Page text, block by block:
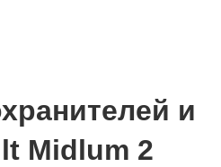
и
Midlum 2